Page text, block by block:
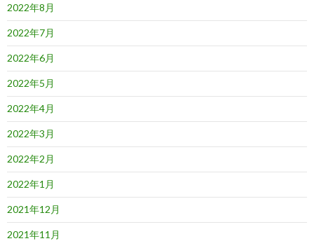
2022年8月
2022年7月
2022年6月
2022年5月
2022年4月
2022年3月
2022年2月
2022年1月
2021年12月
2021年11月